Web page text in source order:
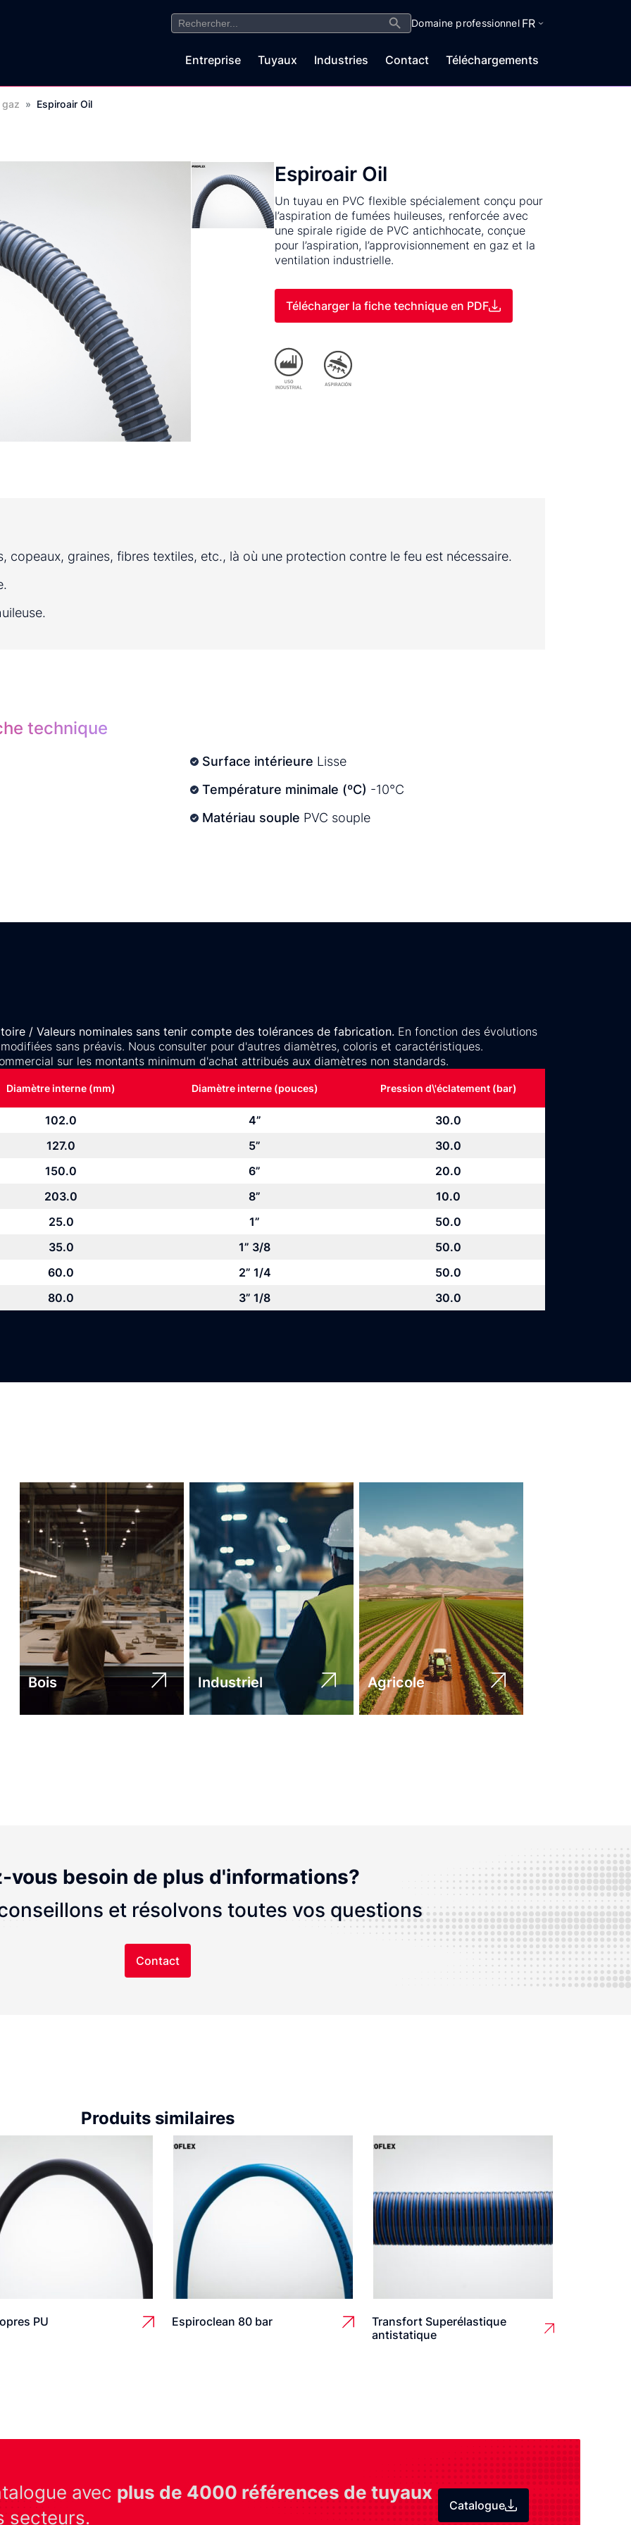
Search
for:
Search Button
Domaine professionnel FR
Entreprise Tuyaux Industries Contact Téléchargements
» Espiroair Oil
Espiroair Oil
Un tuyau en PVC flexible spécialement conçu pour
l’aspiration de fumées huileuses, renforcée avec
une spirale rigide de PVC antichhocate, conçue
pour l’aspiration, l’approvisionnement en gaz et la
ventilation industrielle.
Télécharger la fiche technique en PDF
copeaux, graines, fibres textiles, etc., là où une protection contre le feu est nécessaire.
technique
Surface intérieure Lisse
Température minimale (ºC) -10°C
Matériau souple PVC souple
/ Valeurs nominales sans tenir compte des tolérances de fabrication. En fonction des évolutions
sans préavis. Nous consulter pour d'autres diamètres, coloris et caractéristiques.
sur les montants minimum d'achat attribués aux diamètres non standards.
Diamètre interne (mm) Diamètre interne (pouces) Pression d\'éclatement (bar)
102.0 4”
30.0
127.0
5”
30.0
150.0
6”
20.0
203.0
8”
10.0
25.0
1”
50.0
35.0
1” 3/8
50.0
60.0
2” 1/4
50.0
80.0
3” 1/8 30.0
Bois Industriel Agricole
vous besoin de plus d'informations?
et résolvons toutes vos questions
Contact
Produits similaires
PU Espiroclean 80 bar
Transfort Superélastique
antistatique
avec plus de 4000 références de tuyaux
secteurs.
Catalogue